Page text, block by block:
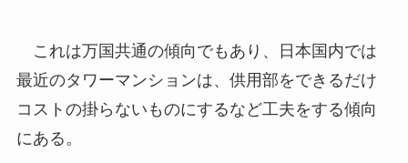
これは万国共通の傾向でもあり、日本国内では
最近のタワーマンションは、供用部をできるだけ
コストの掛らないものにするなど工夫をする傾向
にある。